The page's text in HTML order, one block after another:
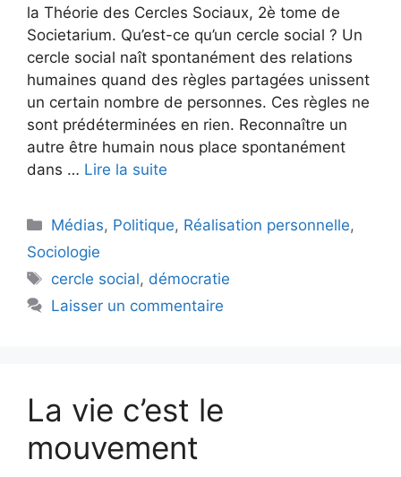
la Théorie des Cercles Sociaux, 2è tome de
Societarium. Qu’est-ce qu’un cercle social ? Un
cercle social naît spontanément des relations
humaines quand des règles partagées unissent
un certain nombre de personnes. Ces règles ne
sont prédéterminées en rien. Reconnaître un
autre être humain nous place spontanément
dans … Lire la suite
Catégories
Médias, Politique, Réalisation personnelle,
Sociologie
Étiquettes
cercle social, démocratie
Laisser un commentaire
La vie c’est le
mouvement